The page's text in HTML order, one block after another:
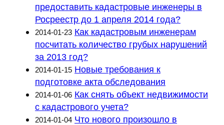
предоставить кадастровые инженеры в
Росреестр до 1 апреля 2014 года?
2014-01-23 Как кадастровым инженерам
посчитать количество грубых нарушений
за 2013 год?
2014-01-15 Новые требования к
подготовке акта обследования
2014-01-06 Как снять объект недвижимости
с кадастрового учета?
2014-01-04 Что нового произошло в